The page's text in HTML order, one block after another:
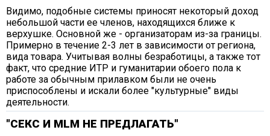
Видимо, подобные системы приносят некоторый доход
небольшой части ее членов, находящихся ближе к
верхушке. Основной же - организаторам из-за границы.
Примерно в течение 2-3 лет в зависимости от региона,
вида товара. Учитывая волны безработицы, а также тот
факт, что средние ИТР и гуманитарии обоего пола к
работе за обычным прилавком были не очень
приспособлены и искали более "культурные" виды
деятельности.
"СЕКС И МLМ НЕ ПРЕДЛАГАТЬ"